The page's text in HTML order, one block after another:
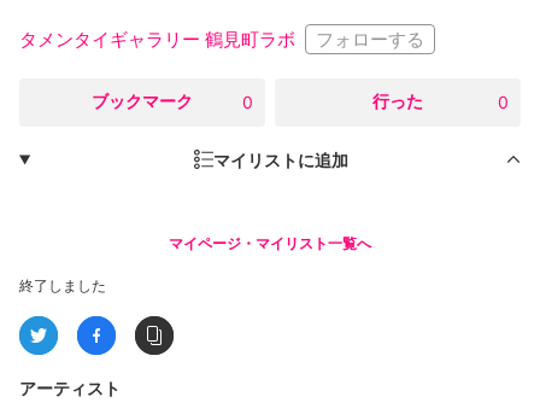
タメンタイギャラリー 鶴見町ラボ フォローする
ブックマーク 0 行った 0
マイリストに追加
マイページ・マイリスト一覧へ
終了しました
アーティスト